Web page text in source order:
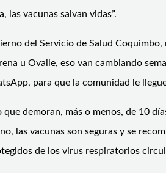
las vacunas salvan vidas”.
del Servicio de Salud
u Ovalle, eso van cambiando
para que la comunidad le llegue
demoran, más o menos, de 10
las vacunas son seguras y se
de los virus respiratorios